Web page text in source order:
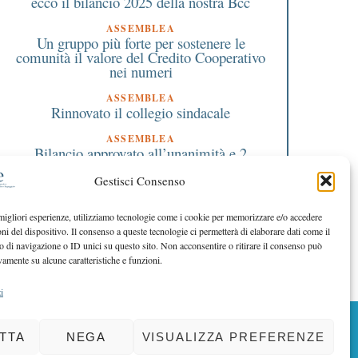
Gestisci Consenso
esperienze, utilizziamo tecnologie come i cookie per memorizzare e/o accedere
del dispositivo. Il consenso a queste tecnologie ci permetterà di elaborare dati come il
di navigazione o ID unici su questo sito. Non acconsentire o ritirare il consenso può
su alcune caratteristiche e funzioni.
NEGA VISUALIZZA PREFERENZE
ASSEMBLEA
Un gruppo più forte per sostenere le
comunità il valore del Credito Cooperativo
nei numeri
ASSEMBLEA
Rinnovato il collegio sindacale
ASSEMBLEA
Bilancio approvato all’unanimità e 2
EDITORIALE PRESIDENTE
Costruire futuro insieme
BACK TO TOP